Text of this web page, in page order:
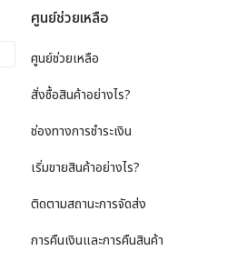
ศูนย์ช่วยเหลือ
ศูนย์ช่วยเหลือ
สั่งซื้อสินค้าอย่างไร?
ช่องทางการชำระเงิน
เริ่มขายสินค้าอย่างไร?
ติดตามสถานะการจัดส่ง
การคืนเงินและการคืนสินค้า